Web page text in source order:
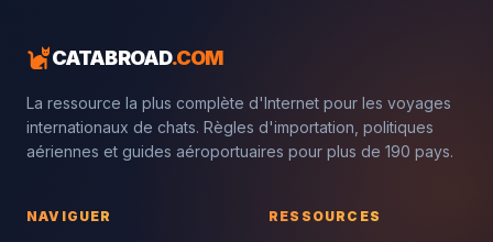
CATABROAD.COM
La ressource la plus complète d'Internet pour les voyages
internationaux de chats. Règles d'importation, politiques
aériennes et guides aéroportuaires pour plus de 190 pays.
NAVIGUER RESSOURCES